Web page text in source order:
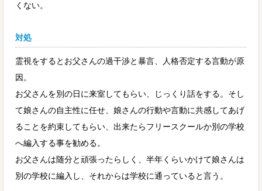
くない。
対処
霊視をするとお父さんの過干渉と暴言、人格否定する言動が原
因。
お父さんを別の日に来室してもらい、じっくり話をする。そし
て娘さんの自主性に任せ、娘さんの行動や言動に共感してあげ
ることを約束してもらい、出来たらフリースクールか別の学校
へ編入する事を勧める。
お父さんは随分と頑張ったらしく、半年くらいかけて娘さんは
別の学校に編入し、それからは学校に通っていると言う。